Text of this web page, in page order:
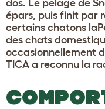
dos. Le pelage de
épars, puis finit par
certains chatons
des chats
occasionnellement
TICA a reconnu la